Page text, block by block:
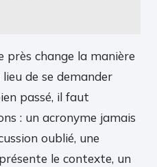
près change la manière
de se demander
passé, il faut
: un acronyme jamais
oublié, une
le contexte, un